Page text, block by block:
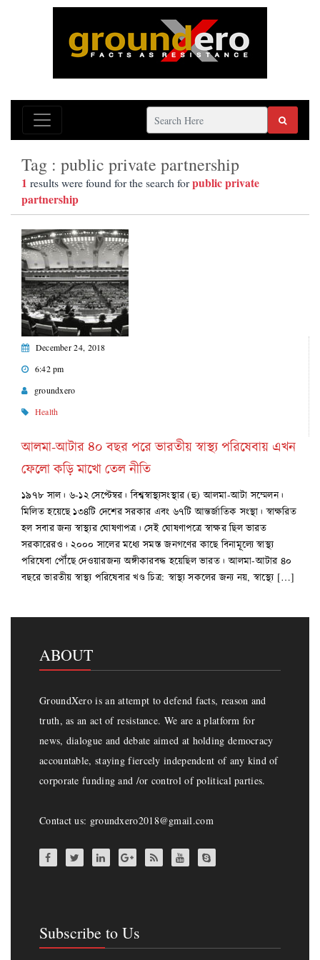
Tag : public private partnership
1 results were found for the search forpublic private
partnership
December 24, 2018
6:42 pm
groundxero
Health
আলমা-আটার ৪০ বছর পরে ভারতীয় স্বাস্থ্য পরিষেবায় এখন
ফেলো কড়ি মাখো তেল নীতি
১৯৭৮ সাল। ৬-১২ সেপ্টেম্বর। বিশ্বস্বাস্থ্যসংস্থার (হু) আলমা-আটা সম্মেলন।
মিলিত হয়েছে ১৩৪টি দেশের সরকার এবং ৬৭টি আন্তর্জাতিক সংস্থা। স্বাক্ষরিত
হল সবার জন্য স্বাস্থ্যর ঘোষণাপত্র। সেই ঘোষণাপত্রে স্বাক্ষর ছিল ভারত
সরকারেরও। ২০০০ সালের মধ্যে সমস্ত জনগণের কাছে বিনামূল্যে স্বাস্থ্য
পরিষেবা পৌঁছে দেওয়ারজন্য অঙ্গীকারবদ্ধ হয়েছিল ভারত। আলমা-আটার ৪০
বছরে ভারতীয় স্বাস্থ্য পরিষেবার খণ্ড চিত্র: স্বাস্থ্য সকলের জন্য নয়, স্বাস্থ্যে […]
ABOUT
GroundXero is an attempt to defend facts, reason and
truth, as an act of resistance. We are a platform for
news, dialogue and debate aimed at holding democracy
accountable, staying fiercely independent of any kind of
corporate funding and /or control of political parties.
Contact us: groundxero2018@gmail.com
Subscribe to Us